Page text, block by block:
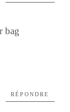
bag
RÉPONDRE